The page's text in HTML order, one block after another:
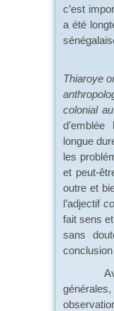
c’est
a été
La
Thiaroye
colonial
longue
les
et peut-
outre et
l’adjectif
fait sens
sans
Avant